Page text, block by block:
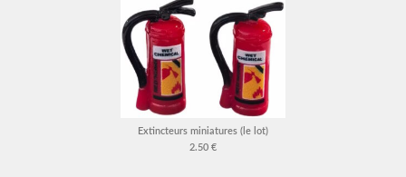
Extincteurs miniatures (le lot)
2.50 €